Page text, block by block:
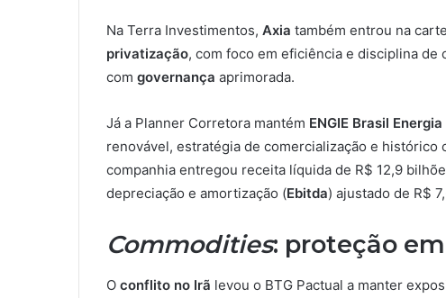
Na Terra Investimentos, Axia também entrou na
privatização, com foco em eficiência e disciplina de
com governança aprimorada.
Já a Planner Corretora mantém ENGIE Brasil Energia
renovável, estratégia de comercialização e histórico
companhia entregou receita líquida de R$ 12,9
depreciação e amortização (Ebitda) ajustado de R$
Commodities: proteção
O conflito no Irã levou o BTG Pactual a manter